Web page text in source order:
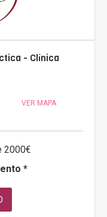
- Clínica
VER MAPA
2000€
*